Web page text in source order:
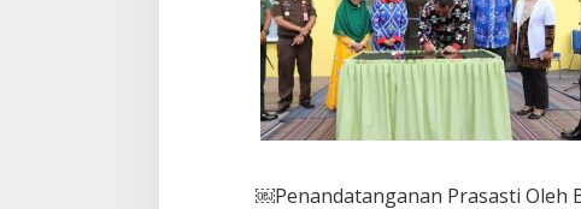
m
i
B
u
t
￼Penandatanganan Prasasti Oleh